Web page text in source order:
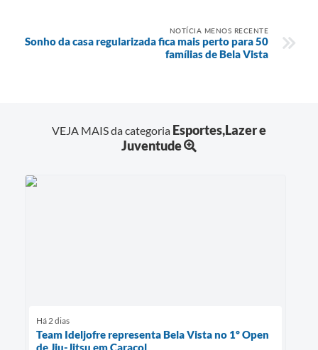
NOTÍCIA MENOS RECENTE
Sonho da casa regularizada fica mais perto para 50
famílias de Bela Vista
VEJA MAIS da categoria Esportes,Lazer e
Juventude
Há 2 dias
Team Ideljofre representa Bela Vista no 1º Open
de Jiu-Jitsu em Caracol